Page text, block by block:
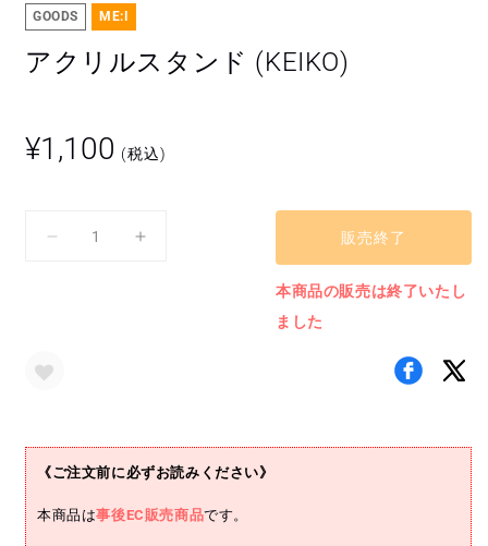
ー
ダ
ル
で
ア
GOODS ME:I
アクリルスタンド (KEIKO)
通
常
¥1,100 (税込)
タ
(KEIKO)
の
数
ア
(KEIKO)
の
数
販売終了
本商品の販売は終了いたし
ました
《ご注文前に必ずお読みください》
本商品は事後EC販売商品です。